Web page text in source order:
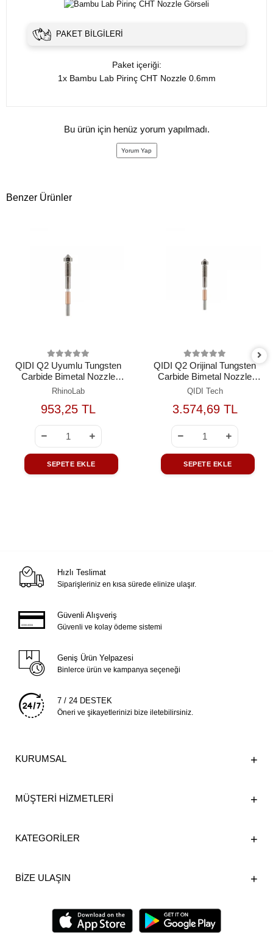
PAKET BILGILERI
Paket içeriği:
1x Bambu Lab Pirinç CHT Nozzle 0.6mm
Bu ürün için henüz yorum yapılmadı.
Yorum Yap
Benzer Ürünler
QIDI Q2 Uyumlu Tungsten
Carbide Bimetal Nozzle
0.8mm
RhinoLab
953,25 TL
SEPETE EKLE
QIDI Q2 Orijinal Tungsten
Carbide Bimetal Nozzle
0.8mm
QIDI Tech
3.574,69 TL
SEPETE EKLE
Hızlı Teslimat
Siparişleriniz en kısa sürede elinize ulaşır.
Güvenli Alışveriş
Güvenli ve kolay ödeme sistemi
Geniş Ürün Yelpazesi
Binlerce ürün ve kampanya seçeneği
7 / 24 DESTEK
Öneri ve şikayetlerinizi bize iletebilirsiniz.
KURUMSAL
MÜŞTERİ HİZMETLERİ
KATEGORİLER
BİZE ULAŞIN